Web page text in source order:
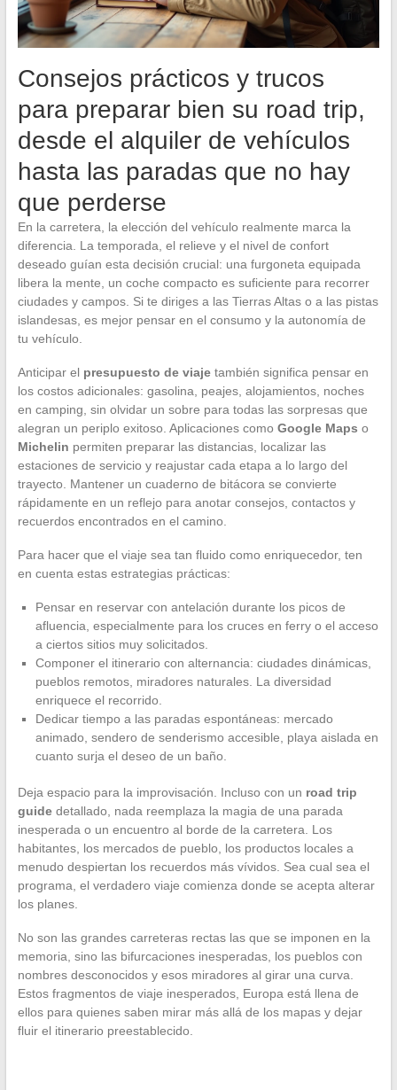
Consejos prácticos y trucos
para preparar bien su road trip,
desde el alquiler de vehículos
hasta las paradas que no hay
que perderse
En la carretera, la elección del vehículo realmente marca la
diferencia. La temporada, el relieve y el nivel de confort
deseado guían esta decisión crucial: una furgoneta equipada
libera la mente, un coche compacto es suficiente para recorrer
ciudades y campos. Si te diriges a las Tierras Altas o a las pistas
islandesas, es mejor pensar en el consumo y la autonomía de
tu vehículo.
Anticipar el presupuesto de viajetambién significa pensar en
los costos adicionales: gasolina, peajes, alojamientos, noches
en camping, sin olvidar un sobre para todas las sorpresas que
alegran un periplo exitoso. Aplicaciones como Google Maps o
Michelin permiten preparar las distancias, localizar las
estaciones de servicio y reajustar cada etapa a lo largo del
trayecto. Mantener un cuaderno de bitácora se convierte
rápidamente en un reflejo para anotar consejos, contactos y
recuerdos encontrados en el camino.
Para hacer que el viaje sea tan fluido como enriquecedor, ten
en cuenta estas estrategias prácticas:
Pensar en reservar con antelación durante los picos de
afluencia, especialmente para los cruces en ferry o el acceso
a ciertos sitios muy solicitados.
Componer el itinerario con alternancia: ciudades dinámicas,
pueblos remotos, miradores naturales. La diversidad
enriquece el recorrido.
Dedicar tiempo a las paradas espontáneas: mercado
animado, sendero de senderismo accesible, playa aislada en
cuanto surja el deseo de un baño.
Deja espacio para la improvisación. Incluso con un road trip
guidedetallado, nada reemplaza la magia de una parada
inesperada o un encuentro al borde de la carretera. Los
habitantes, los mercados de pueblo, los productos locales a
menudo despiertan los recuerdos más vívidos. Sea cual sea el
programa, el verdadero viaje comienza donde se acepta alterar
los planes.
No son las grandes carreteras rectas las que se imponen en la
memoria, sino las bifurcaciones inesperadas, los pueblos con
nombres desconocidos y esos miradores al girar una curva.
Estos fragmentos de viaje inesperados, Europa está llena de
ellos para quienes saben mirar más allá de los mapas y dejar
fluir el itinerario preestablecido.